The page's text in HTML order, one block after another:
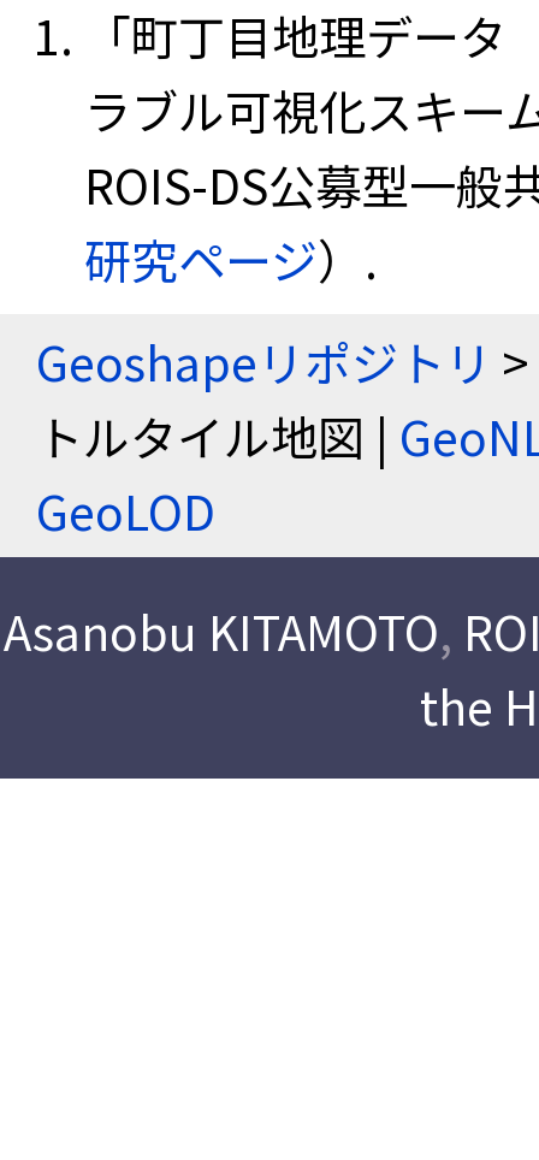
「町丁目地理デー
ラブル可視化スキー
ROIS-DS公募型一般
研究ページ）.
Geoshapeリポジトリ
トルタイル地図 |
GeoLOD
Asanobu KITAMOTO,
the